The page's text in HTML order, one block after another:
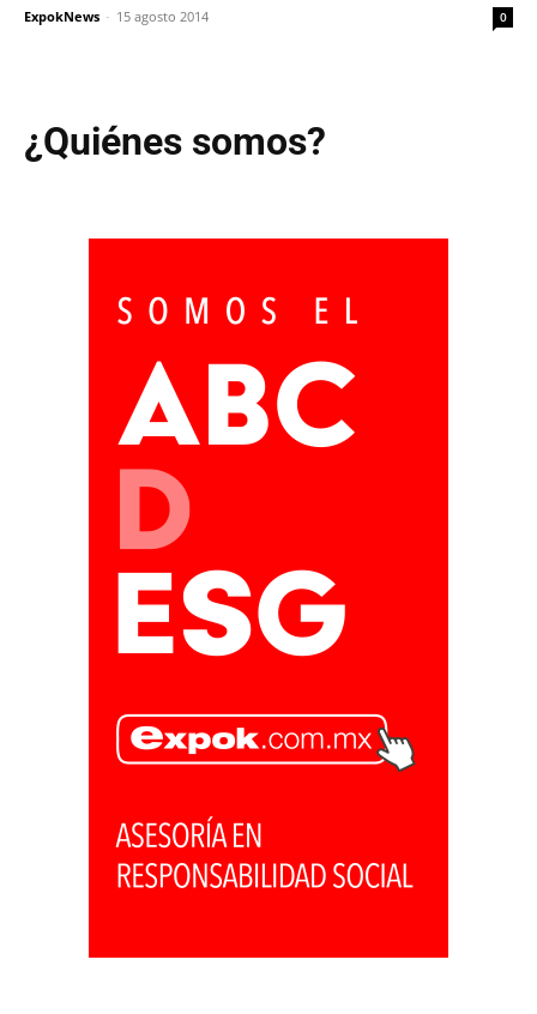
ExpokNews - 15 agosto 2014 0
¿Quiénes somos?